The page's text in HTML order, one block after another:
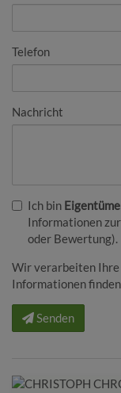
Telefon
Nachricht
Ich bin
Informationen
oder Bewertung).
Wir verarbeiten Ihre
Informationen finden
Senden